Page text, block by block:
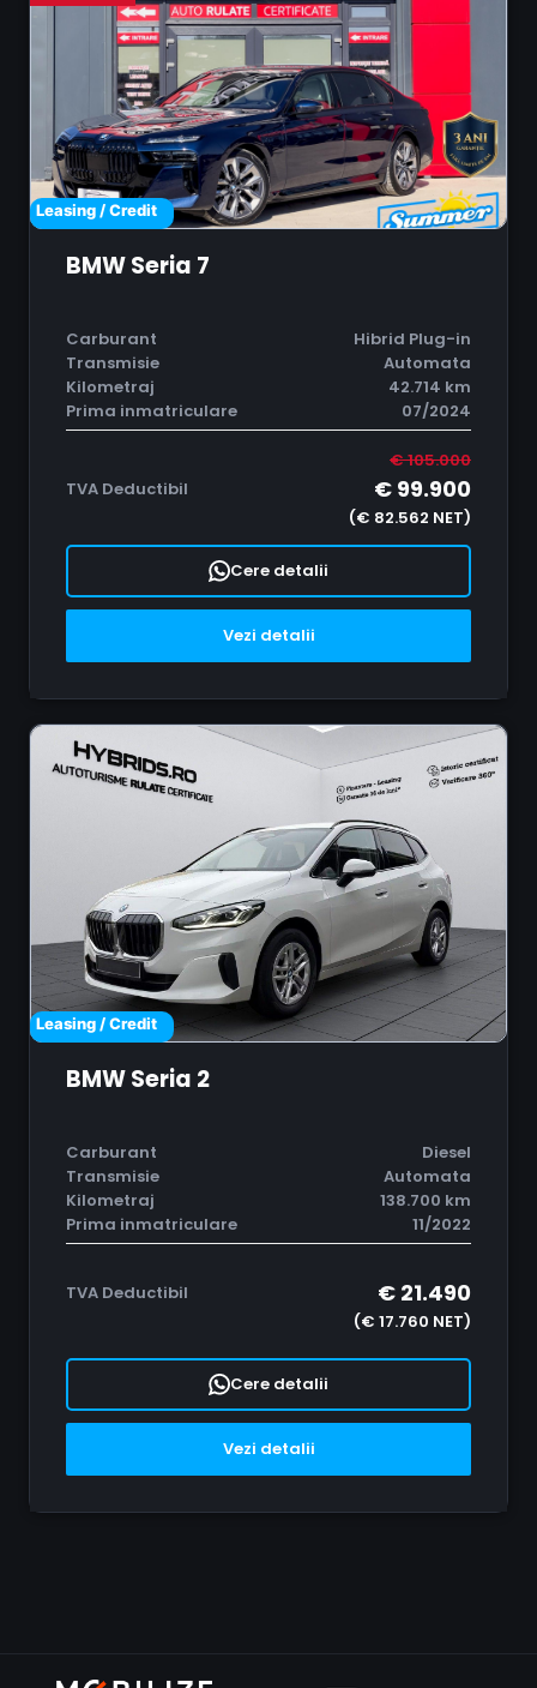
Leasing / Credit
BMW Seria 7
Carburant
Hibrid Plug-in
Transmisie
Automata
Kilometraj
42.714 km
Prima inmatriculare
07/2024
€ 105.000
TVA Deductibil
€ 99.900
(€ 82.562 NET)
Cere detalii
Vezi detalii
Leasing / Credit
BMW Seria 2
Carburant
Diesel
Transmisie
Automata
Kilometraj
138.700 km
Prima inmatriculare
11/2022
TVA Deductibil € 21.490
(€ 17.760 NET)
Cere detalii
Vezi detalii